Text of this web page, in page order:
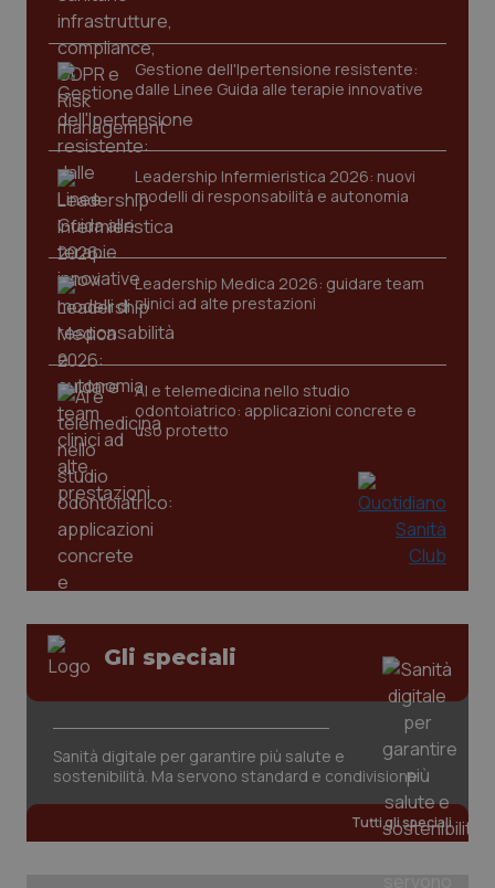
Gestione dell'Ipertensione resistente:
dalle Linee Guida alle terapie innovative
Leadership Infermieristica 2026: nuovi
modelli di responsabilità e autonomia
Leadership Medica 2026: guidare team
clinici ad alte prestazioni
AI e telemedicina nello studio
odontoiatrico: applicazioni concrete e
uso protetto
Gli speciali
Sanità digitale per garantire più salute e
sostenibilità. Ma servono standard e condivisione
Tutti gli speciali
protette del sito. Il sito web non è in grado di
funzionare correttamente senza questi cookie.
Nome
VISITOR_PRIVACY_METADATA
YouTube
.youtube.com
CookieScriptConsent
www.quotidianosanita.it